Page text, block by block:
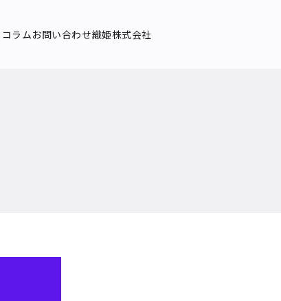
コラムお問い合わせ織姫株式会社